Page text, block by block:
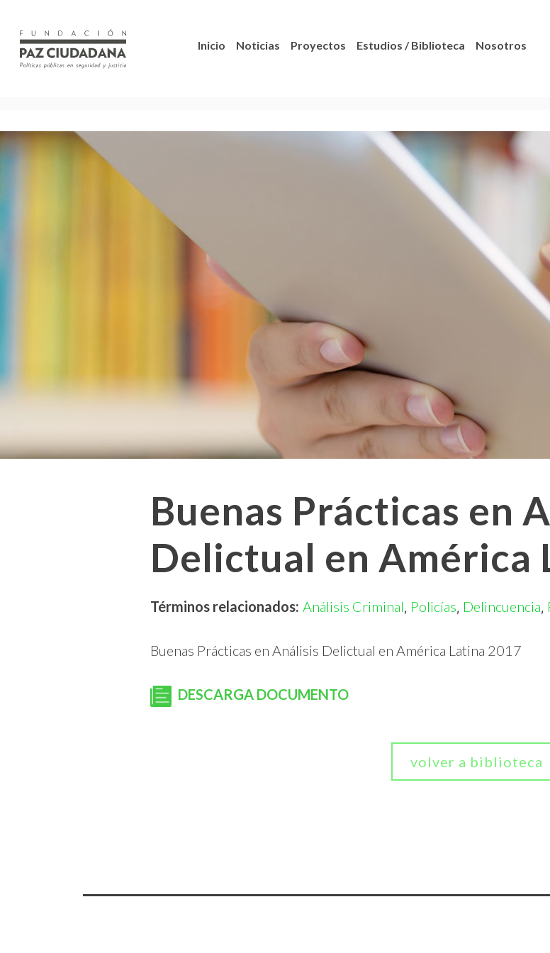
Inicio Noticias Proyectos Estudios / Biblioteca Nosotros
Buenas Prácticas en
Delictual en América
Términos relacionados: Análisis Criminal, Policías, Delincuencia,
Buenas Prácticas en Análisis Delictual en América Latina 2017
DESCARGA DOCUMENTO
volver a biblioteca